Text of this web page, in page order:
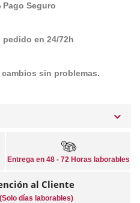
Pago Seguro
pedido en 24/72h
sin problemas.
Entrega en 48 - 72 Horas laborables
al Cliente
días laborables)